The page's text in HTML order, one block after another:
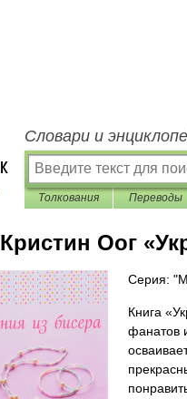
Словари и
Толкования Переводы
Кристин Оог
Серия:
Книга
фанатов